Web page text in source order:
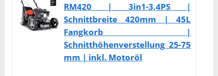
RM420 | 3in1-3,4PS |
Schnittbreite 420mm | 45L
Fangkorb |
Schnitthöhenverstellung 25-75
mm | inkl. Motoröl